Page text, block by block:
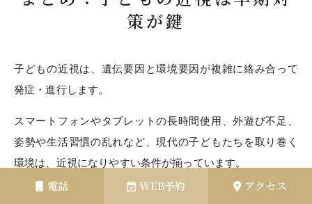
電話 WEB予約 アクセス
策が鍵
子どもの近視は、遺伝要因と環境要因が複雑に絡み合って
発症・進行します。
スマートフォンやタブレットの長時間使用、外遊び不足、
姿勢や生活習慣の乱れなど、現代の子どもたちを取り巻く
環境は、近視になりやすい条件が揃っています。
しかし、早期発見と適切な対策により、近視の進行を抑え